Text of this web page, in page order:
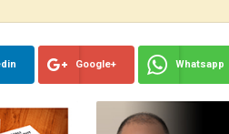
Google+ Whatsapp